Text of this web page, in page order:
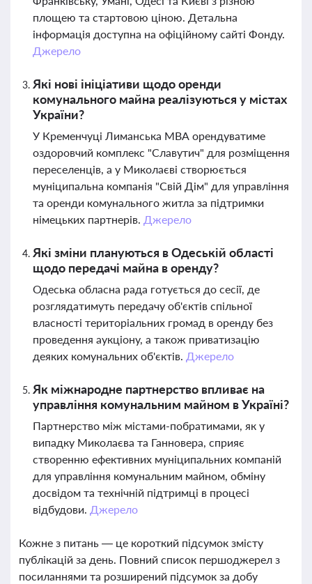
площею та стартовою ціною. Детальна
інформація доступна на офіційному сайті Фонду.
Джерело
Які нові ініціативи щодо оренди
комунального майна реалізуються у містах
України?
У Кременчуці Лиманська МВА орендуватиме
оздоровчий комплекс "Славутич" для розміщення
переселенців, а у Миколаєві створюється
муніципальна компанія "Свій Дім" для управління
та оренди комунального житла за підтримки
німецьких партнерів. Джерело
Які зміни плануються в Одеській області
щодо передачі майна в оренду?
Одеська обласна рада готується до сесії, де
розглядатимуть передачу об'єктів спільної
власності територіальних громад в оренду без
проведення аукціону, а також приватизацію
деяких комунальних об'єктів. Джерело
Як міжнародне партнерство впливає на
управління комунальним майном в Україні?
Партнерство між містами-побратимами, як у
випадку Миколаєва та Ганновера, сприяє
створенню ефективних муніципальних компаній
для управління комунальним майном, обміну
досвідом та технічній підтримці в процесі
відбудови. Джерело
Кожне з питань — це короткий підсумок змісту
публікацій за день. Повний список першоджерел з
посиланнями та розширений підсумок за добу